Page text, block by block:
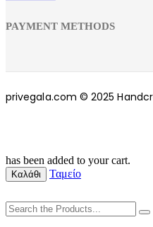
PAYMENT METHODS
privegala.com © 2025
has been added to your cart.
Καλάθι Ταμείο